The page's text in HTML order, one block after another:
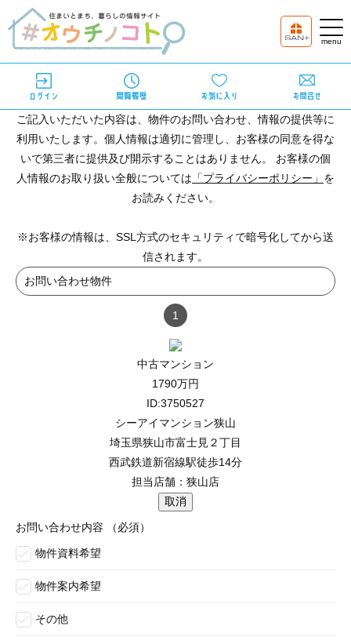
ご記入いただいた内容は、物件のお問い合わせ、情報の提供等に
利用いたします。個人情報は適切に管理し、お客様の同意を得な
いで第三者に提供及び開示することはありません。 お客様の個
人情報のお取り扱い全般については 「プライバシーポリシー」 を
お読みください。
※お客様の情報は、SSL方式のセキュリティで暗号化してから送
信されます。
お問い合わせ物件
1
中古マンション
1790万円
ID:3750527
シーアイマンション狭山
埼玉県狭山市富士見２丁目
西武鉄道新宿線駅徒歩14分
担当店舗：狭山店
お問い合わせ内容 （必須）
物件資料希望
物件案内希望
その他